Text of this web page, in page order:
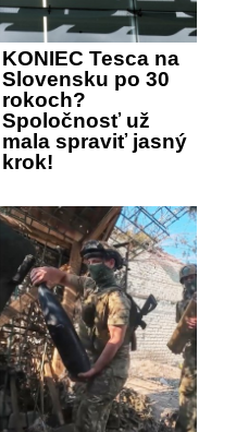
KONIEC Tesca na
Slovensku po 30
rokoch?
Spoločnosť už
mala spraviť jasný
krok!